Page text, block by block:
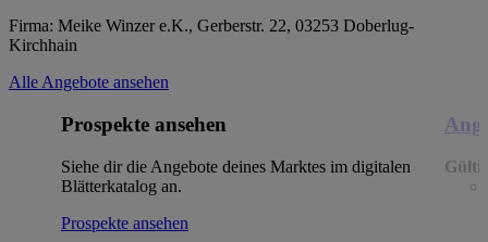
Firma: Meike Winzer e.K., Gerberstr. 22, 03253 Doberlug-
Kirchhain
Alle Angebote ansehen
Prospekte ansehen
Siehe dir die Angebote deines Marktes im digitalen
Blätterkatalog an.
Prospekte ansehen